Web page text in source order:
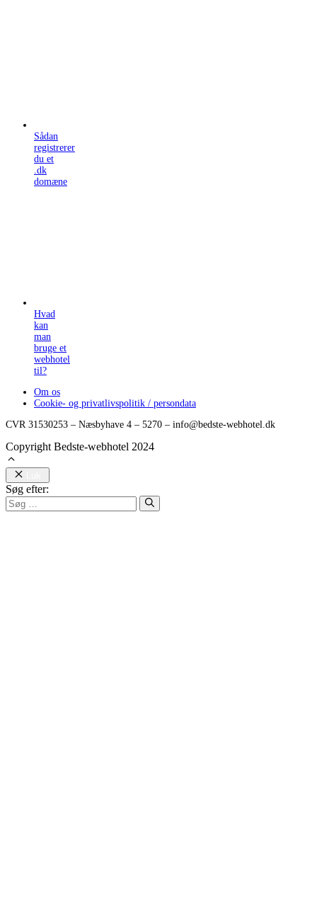
Sådan
registrerer
du et
.dk
domæne
Hvad
kan
man
bruge et
webhotel
til?
Om os
Cookie- og privatlivspolitik / persondata
CVR 31530253 – Næsbyhave 4 – 5270 – info@bedste-webhotel.dk
Copyright Bedste-webhotel 2024
Søg efter: